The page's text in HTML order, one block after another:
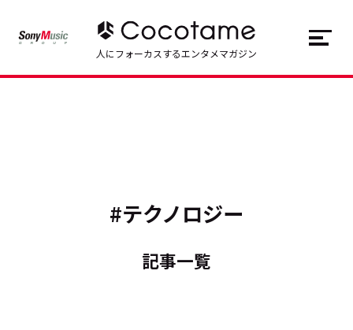
JP EN
人にフォーカスするエンタメマガジン
#テクノロジー
記事一覧